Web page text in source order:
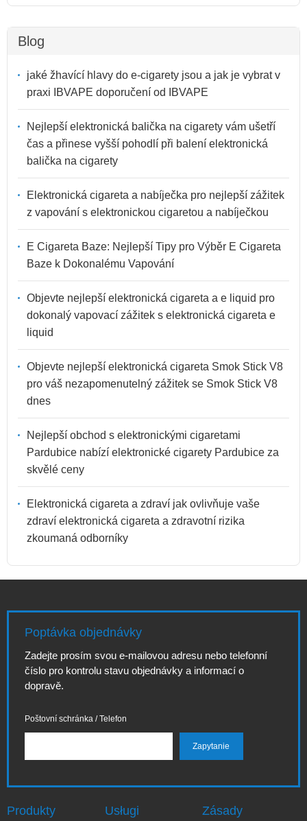
Blog
jaké žhavící hlavy do e-cigarety jsou a jak je vybrat v
praxi IBVAPE doporučení od IBVAPE
Nejlepší elektronická balička na cigarety vám ušetří
čas a přinese vyšší pohodlí při balení elektronická
balička na cigarety
Elektronická cigareta a nabíječka pro nejlepší zážitek
z vapování s elektronickou cigaretou a nabíječkou
E Cigareta Baze: Nejlepší Tipy pro Výběr E Cigareta
Baze k Dokonalému Vapování
Objevte nejlepší elektronická cigareta a e liquid pro
dokonalý vapovací zážitek s elektronická cigareta e
liquid
Objevte nejlepší elektronická cigareta Smok Stick V8
pro váš nezapomenutelný zážitek se Smok Stick V8
dnes
Nejlepší obchod s elektronickými cigaretami
Pardubice nabízí elektronické cigarety Pardubice za
skvělé ceny
Elektronická cigareta a zdraví jak ovlivňuje vaše
zdraví elektronická cigareta a zdravotní rizika
zkoumaná odborníky
Poptávka objednávky
Zadejte prosím svou e-mailovou adresu nebo telefonní
číslo pro kontrolu stavu objednávky a informací o
dopravě.
Poštovní schránka / Telefon
Produkty Usługi Zásady